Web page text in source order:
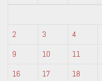
2
3 4
9
10 11
16
17 18